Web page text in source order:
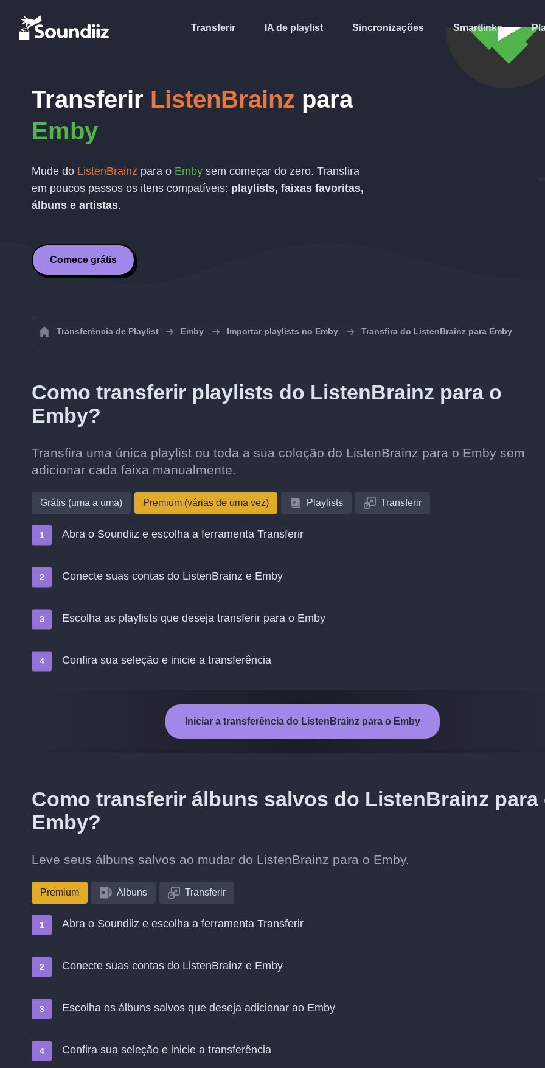
Transferir IA de playlist Sincronizações Smartlinks
Transferir ListenBrainz para
Emby
Mude do ListenBrainz para o Emby sem começar do zero. Transfira
em poucos passos os itens compatíveis: playlists, faixas favoritas,
álbuns e artistas.
Comece grátis
Transferência de Playlist Emby Importar playlists no Emby Transfira do ListenBrainz para Emby
Como transferir playlists do ListenBrainz para o
Emby?
Transfira uma única playlist ou toda a sua coleção do ListenBrainz para o Emby sem
adicionar cada faixa manualmente.
Grátis (uma a uma) Premium (várias de uma vez) Playlists Transferir
Abra o Soundiiz e escolha a ferramenta Transferir
Conecte suas contas do ListenBrainz e Emby
Escolha as playlists que deseja transferir para o Emby
Confira sua seleção e inicie a transferência
Iniciar a transferência do ListenBrainz para o Emby
Como transferir álbuns salvos do ListenBrainz para
Emby?
Leve seus álbuns salvos ao mudar do ListenBrainz para o Emby.
Premium Álbuns Transferir
Abra o Soundiiz e escolha a ferramenta Transferir
Conecte suas contas do ListenBrainz e Emby
Escolha os álbuns salvos que deseja adicionar ao Emby
Confira sua seleção e inicie a transferência